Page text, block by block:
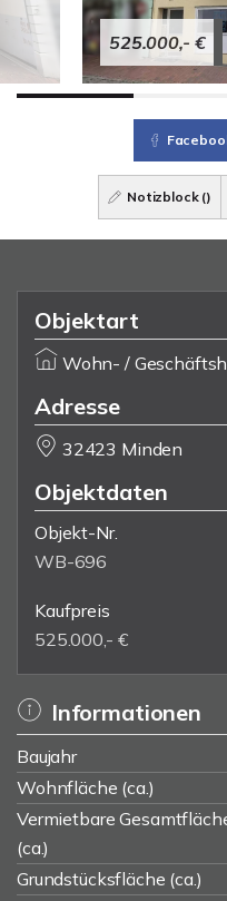
525.000,- €
Notizblock ()
Objektart
Wohn- /
Adresse
32423 Minden
Objektdaten
Objekt-Nr.
WB-696
Kaufpreis
525.000,- €
Informationen
Baujahr
Wohnfläche (ca.)
Vermietbare
(ca.)
Grundstücksfläche (ca.)